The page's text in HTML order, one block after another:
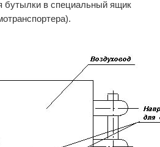
бутылки в специальный ящик